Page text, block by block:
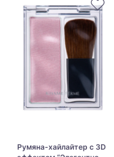
Румяна-хайлайтер с 3D